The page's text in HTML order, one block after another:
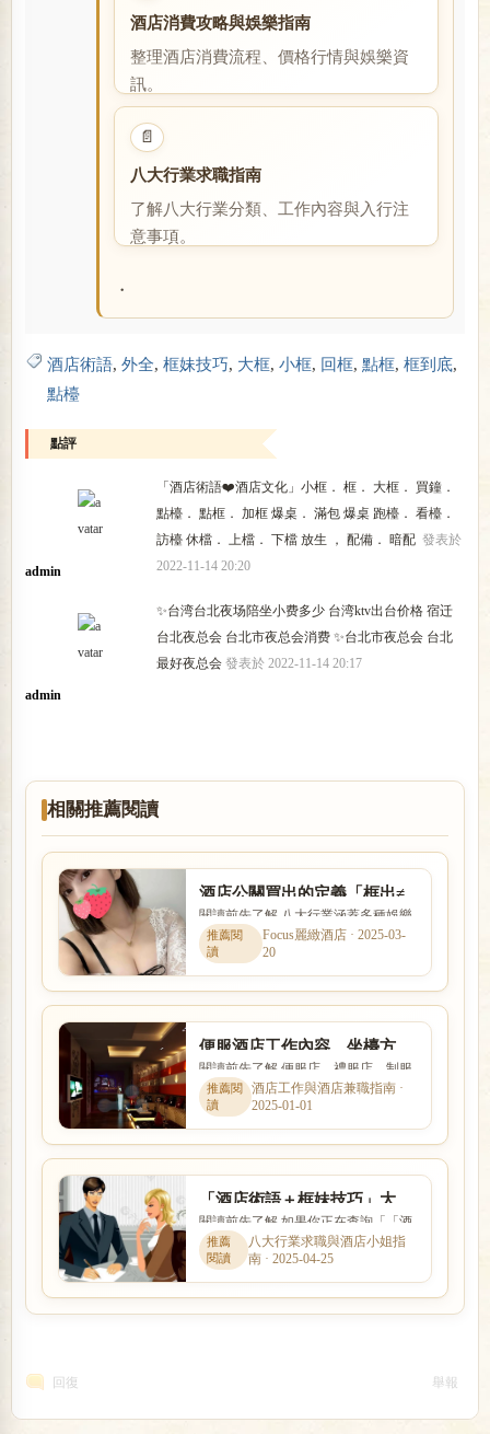
酒店消費攻略與娛樂指南
整理酒店消費流程、價格行情與娛樂資
訊。
閱讀全文
📄
八大行業求職指南
了解八大行業分類、工作內容與入行注
意事項。
・
酒店術語, 外全, 框妹技巧, 大框, 小框, 回框, 點框, 框到底,
點檯
點評
admin
「酒店術語❤️酒店文化」小框． 框． 大框． 買鐘．
點檯． 點框． 加框 爆桌． 滿包 爆桌 跑檯． 看檯．
訪檯 休檔． 上檔． 下檔 放生 ， 配備． 暗配 發表於
2022-11-14 20:20
admin
✨台湾台北夜场陪坐小费多少 台湾ktv出台价格 宿迁
台北夜总会 台北市夜总会消费 ✨台北市夜总会 台北
最好夜总会 發表於 2022-11-14 20:17
相關推薦閱讀
酒店公關買出的定義「框出≠
跟客人上床」正確的酒店術語
閱讀前先了解 八大行業涵蓋多種娛樂
服務與工作型態，實際內容、收入模
式與風險程度差異很大。本...
Focus麗緻酒店 · 2025-03-
20
便服酒店工作內容、坐檯方
式、秀檯、大框、小框、酒店
術語介紹
閱讀前先了解 便服店、禮服店、制服
店與日式酒吧的消費方式、工作內容
與客群定位都不相同。本文...
酒店工作與酒店兼職指南 ·
2025-01-01
「酒店術語＋框妹技巧」大
框、小框、S出、純出、框出
場後須注意哪些事 ?
閱讀前先了解 如果你正在查詢「「酒
店術語＋框妹技巧」大框、小框、S
出、純出、框出場後須注意哪...
八大行業求職與酒店小姐指
南 · 2025-04-25
回復 舉報